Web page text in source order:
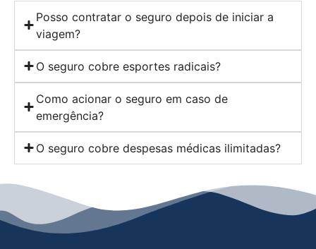
Posso contratar o seguro depois de iniciar a
viagem?
O seguro cobre esportes radicais?
Como acionar o seguro em caso de
emergência?
O seguro cobre despesas médicas ilimitadas?